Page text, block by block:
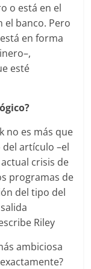
o está en el
el banco. Pero
en forma
esté
no es más que
artículo –el
crisis de
programas de
del tipo del
Riley
ambiciosa